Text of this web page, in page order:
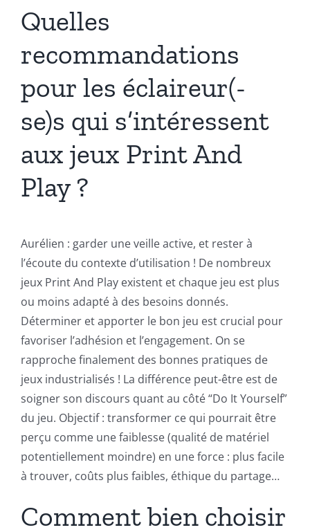
Quelles
recommandations
pour les éclaireur(-
se)s qui s’intéressent
aux jeux Print And
Play ?
Aurélien : garder une veille active, et rester à
l’écoute du contexte d’utilisation ! De nombreux
jeux Print And Play existent et chaque jeu est plus
ou moins adapté à des besoins donnés.
Déterminer et apporter le bon jeu est crucial pour
favoriser l’adhésion et l’engagement. On se
rapproche finalement des bonnes pratiques de
jeux industrialisés ! La différence peut-être est de
soigner son discours quant au côté “Do It Yourself”
du jeu. Objectif : transformer ce qui pourrait être
perçu comme une faiblesse (qualité de matériel
potentiellement moindre) en une force : plus facile
à trouver, coûts plus faibles, éthique du partage…
Comment bien choisir